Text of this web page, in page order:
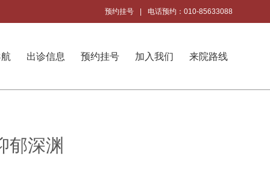
电话预约：010-85633088
预约挂号
出诊信息 预约挂号 加入我们 来院路线
郁深渊